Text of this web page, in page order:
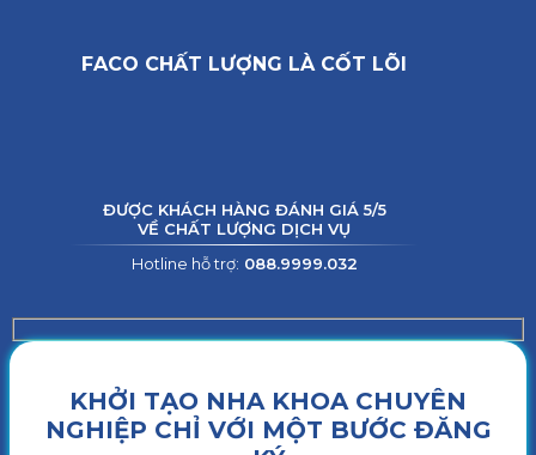
FACO CHẤT LƯỢNG LÀ CỐT LÕI
ĐƯỢC KHÁCH HÀNG ĐÁNH GIÁ 5/5
VỀ CHẤT LƯỢNG DỊCH VỤ
Hotline hỗ trợ: 088.9999.032
KHỞI TẠO NHA KHOA CHUYÊN
NGHIỆP CHỈ VỚI MỘT BƯỚC ĐĂNG